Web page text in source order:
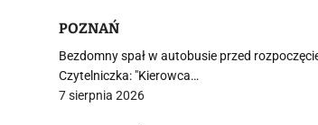
POZNAŃ
Bezdomny spał w autobusie przed
Czytelniczka: "Kierowca…
7 sierpnia 2026